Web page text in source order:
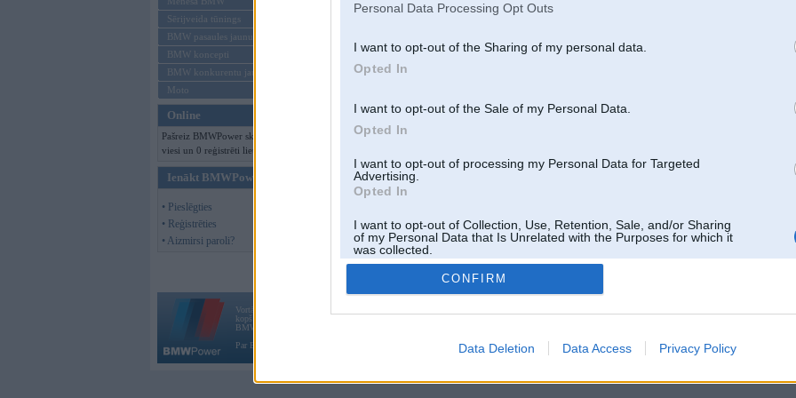
Personal Data Processing Opt Outs
I want to opt-out of the Sharing of my personal data.
Opted In
I want to opt-out of the Sale of my Personal Data.
Opted In
I want to opt-out of processing my Personal Data for Targeted
Advertising.
Opted In
I want to opt-out of Collection, Use, Retention, Sale, and/or Sharing
of my Personal Data that Is Unrelated with the Purposes for which it
was collected.
Opted Out
CONFIRM
Data Deletion Data Access Privacy Policy
Sērijveida tūnings
BMW pasaules jaunumi
BMW koncepti
BMW konkurentu jaunumi
Moto
Online
Pašreiz BMWPower skatās 156
viesi un 0 reģistrēti lietotāji.
Ienākt BMWPower
• Pieslēgties
• Reģistrēties
• Aizmirsi paroli?
Vortāls BMWPower.lv darbojas
kopš 2002. gada 14. maija. Tas nav auto klubs un nav saistīts ar
BMW AG.
Par BMWPower